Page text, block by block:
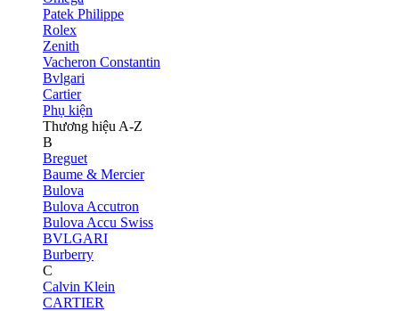
Patek Philippe
Rolex
Zenith
Vacheron Constantin
Bvlgari
Cartier
Phụ kiện
Thương hiệu A-Z
B
Breguet
Baume & Mercier
Bulova
Bulova Accutron
Bulova Accu Swiss
BVLGARI
Burberry
C
Calvin Klein
CARTIER